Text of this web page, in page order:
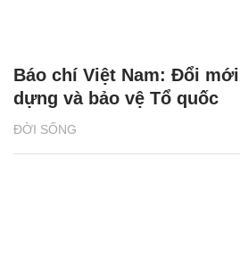
ĐỜI SỐNG
Báo chí Việt Nam: Đổi
dựng và bảo vệ Tổ quốc